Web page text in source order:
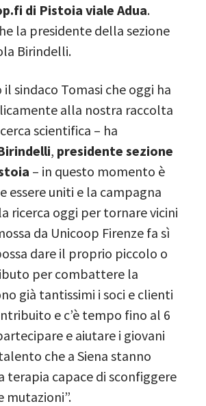
di Pistoia viale Adua.
la presidente della sezione
Birindelli.
il sindaco Tomasi che oggi ha
alla nostra raccolta
scientifica – ha
, presidente sezione
– in questo momento è
essere uniti e la campagna
ricerca oggi per tornare vicini
da Unicoop Firenze fa sì
dare il proprio piccolo o
per combattere la
già tantissimi i soci e clienti
e c’è tempo fino al 6
e aiutare i giovani
che a Siena stanno
terapia capace di sconfiggere
mutazioni”.